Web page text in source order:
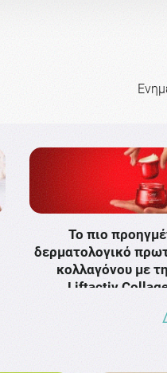
Το πιο
δερματολογικό
κολλαγόνου με
Liftactiv Collage